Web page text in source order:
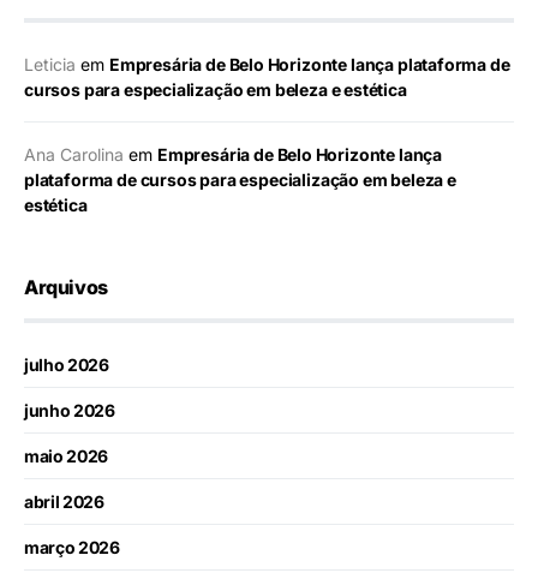
Leticia em Empresária de Belo Horizonte lança plataforma de
cursos para especialização em beleza e estética
Ana Carolina em Empresária de Belo Horizonte lança
plataforma de cursos para especialização em beleza e
estética
Arquivos
julho 2026
junho 2026
maio 2026
abril 2026
março 2026